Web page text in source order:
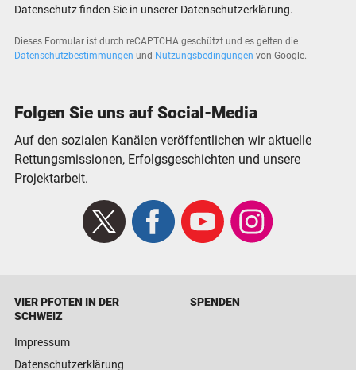
Datenschutz finden Sie in unserer Datenschutzerklärung.
Dieses Formular ist durch reCAPTCHA geschützt und es gelten die
Datenschutzbestimmungen und Nutzungsbedingungen von Google.
Folgen Sie uns auf Social-Media
Auf den sozialen Kanälen veröffentlichen wir aktuelle
Rettungsmissionen, Erfolgsgeschichten und unsere
Projektarbeit.
X
FacebookYoutube Instagram
VIER PFOTEN IN DER
SCHWEIZ
Impressum
Datenschutzerklärung
SPENDEN